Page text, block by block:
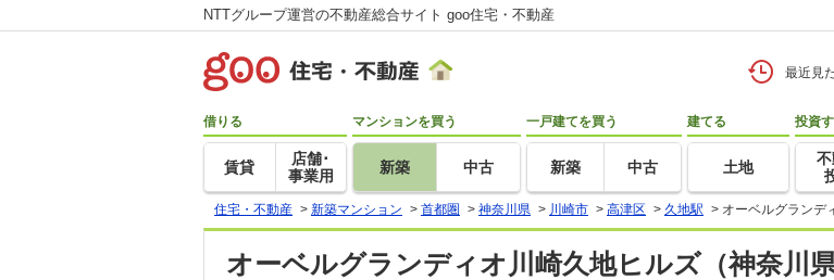
NTTグループ運営の不動産総合サイト goo住宅・不動産
最近見
借りる
賃貸
店舗･
事業用
マンションを買う
新築 中古
一戸建てを買う
新築 中古
建てる
土地
投資
住宅・不動産 > 新築マンション > 首都圏 > 神奈川県 > 川崎市 > 高津区 > 久地駅 > オーベルグランデ
オーベルグランディオ川崎久地ヒルズ（神奈川